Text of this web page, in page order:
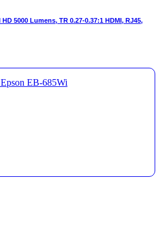
5000 Lumens, TR 0.27-0.37:1 HDMI, RJ45,